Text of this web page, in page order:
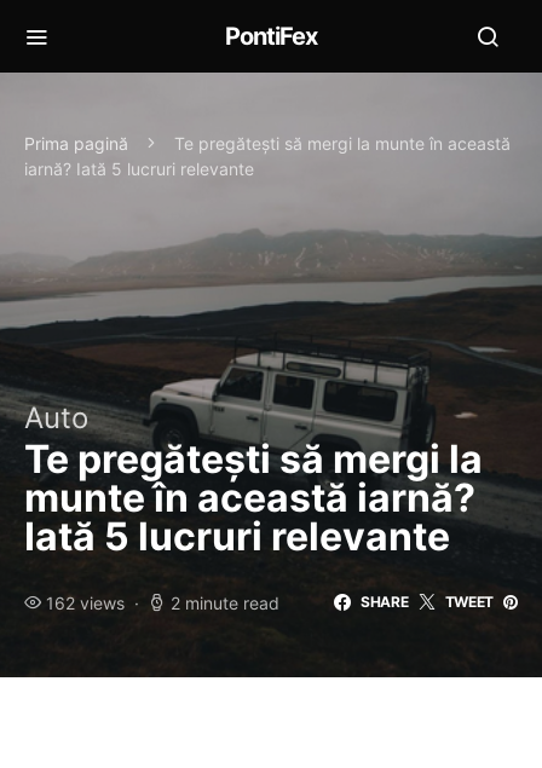
PontiFex
Prima pagină
Te pregătești să mergi la munte în această
iarnă? Iată 5 lucruri relevante
Auto
Te pregătești să mergi la
munte în această iarnă?
Iată 5 lucruri relevante
162 views 2 minute read SHARE TWEET